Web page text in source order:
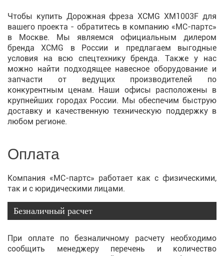
Чтобы купить Дорожная фреза XCMG XM1003F для
вашего проекта - обратитесь в компанию «МС-партс»
в Москве. Мы являемся официальным дилером
бренда XCMG в России и предлагаем выгодные
условия на всю спецтехнику бренда. Также у нас
можно найти подходящее навесное оборудование и
запчасти от ведущих производителей по
конкурентным ценам. Наши офисы расположены в
крупнейших городах России. Мы обеспечим быструю
доставку и качественную техническую поддержку в
любом регионе.
Оплата
Компания «МС-партс» работает как с физическими,
так и с юридическими лицами.
Безналичный расчет
При оплате по безналичному расчету необходимо
сообщить менеджеру перечень и количество